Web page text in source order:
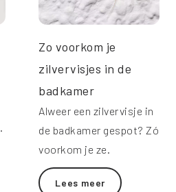
Zo voorkom je
zilvervisjes in de
badkamer
Alweer een zilvervisje in
de badkamer gespot? Zó
voorkom je ze.
Lees meer